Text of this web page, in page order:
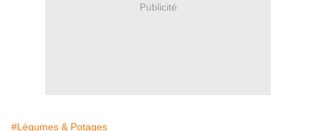
Publicité
#Légumes & Potages